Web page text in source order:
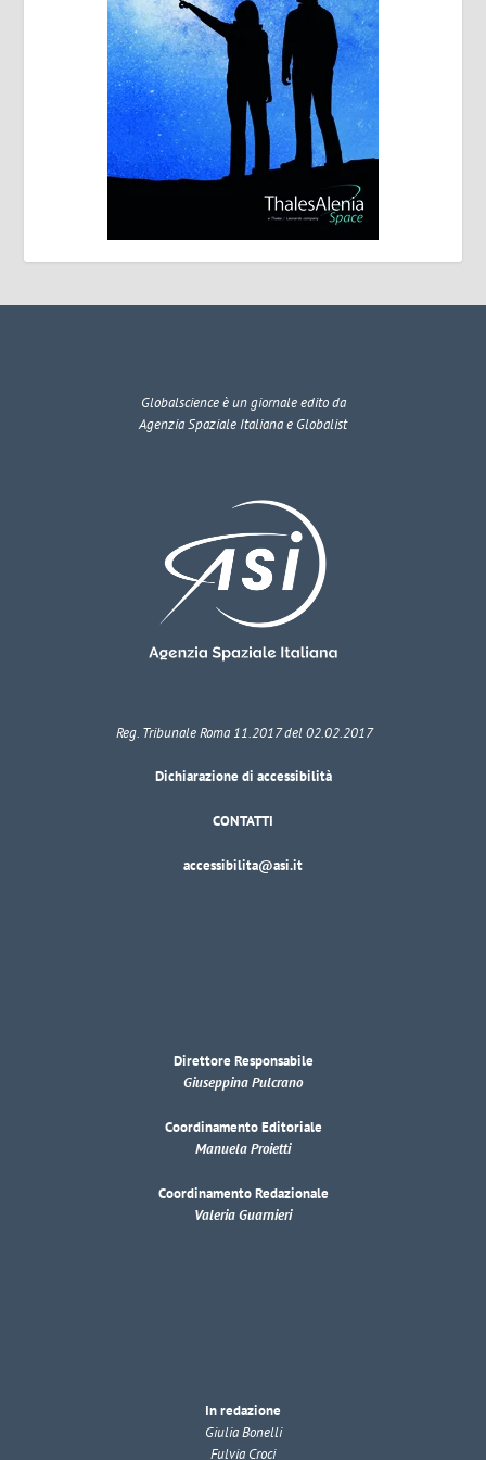
Globalscienceè un giornale edito da
Agenzia Spaziale Italiana e Globalist
Reg. Tribunale Roma 11.2017 del 02.02.2017
Dichiarazione di accessibilità
CONTATTI
accessibilita@asi.it
Direttore Responsabile
Giuseppina Pulcrano
Coordinamento Editoriale
Manuela Proietti
Coordinamento Redazionale
Valeria Guarnieri
In redazione
Giulia Bonelli
Fulvia Croci